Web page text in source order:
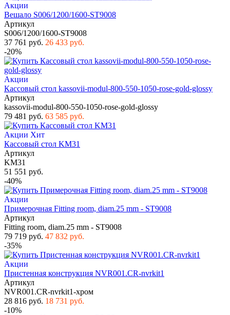
Акции
Вешало S006/1200/1600-ST9008
Артикул
S006/1200/1600-ST9008
37 761 руб. 26 433 руб.
-20%
Акции
Кассовый стол kassovii-modul-800-550-1050-rose-gold-glossy
Артикул
kassovii-modul-800-550-1050-rose-gold-glossy
79 481 руб. 63 585 руб.
Акции Хит
Кассовый стол KM31
Артикул
KM31
51 551 руб.
-40%
Акции
Примерочная Fitting room, diam.25 mm - ST9008
Артикул
Fitting room, diam.25 mm - ST9008
79 719 руб. 47 832 руб.
-35%
Акции
Пристенная конструкция NVR001.CR-nvrkit1
Артикул
NVR001.CR-nvrkit1-хром
28 816 руб. 18 731 руб.
-10%